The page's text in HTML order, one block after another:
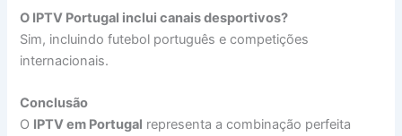
O IPTV Portugal inclui canais desportivos?
Sim, incluindo futebol português e competições
internacionais.
Conclusão
O IPTV em Portugal representa a combinação perfeita